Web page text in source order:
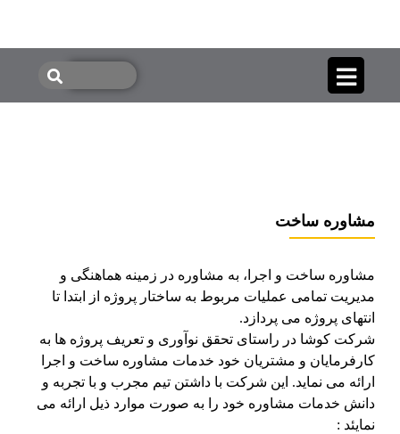
مشاوره ساخت
مشاوره ساخت و اجرا، به مشاوره در زمینه هماهنگی و
مدیریت تمامی عملیات مربوط به ساختار پروژه از ابتدا تا
انتهای پروژه می پردازد.
شرکت کوشا در راستای تحقق نوآوری و تعریف پروژه ها به
کارفرمایان و مشتریان خود خدمات مشاوره ساخت و اجرا
ارائه می نماید. این شرکت با داشتن تیم مجرب و با تجربه و
دانش خدمات مشاوره خود را به صورت موارد ذیل ارائه می
نمایئد :